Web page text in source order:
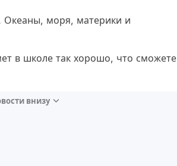
Океаны, моря, материки и
в школе так хорошо, что сможете
внизу